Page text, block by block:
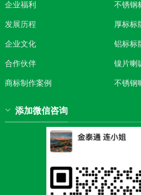
企业福利
发展历程
企业文化
合作伙伴
商标制作案例
不锈钢
厚标标
铝标标
镍片喇
不锈钢
添加微信咨询